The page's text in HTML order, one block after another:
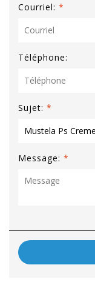
Courriel: *
Téléphone:
Sujet: *
Message: *